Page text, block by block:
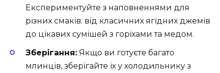
Експериментуйте з наповненнями для
різних смаків: від класичних ягідних джемів
до цікавих сумішей з горіхами та медом.
Зберігання: Якщо ви готуєте багато
млинців, зберігайте їх у холодильнику з